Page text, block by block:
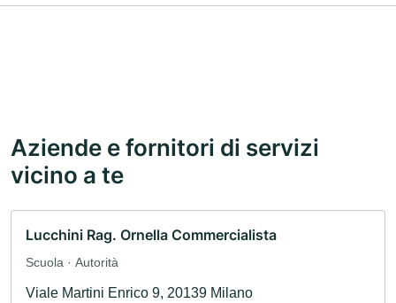
Aziende e fornitori di servizi
vicino a te
Lucchini Rag. Ornella Commercialista
Scuola · Autorità
Viale Martini Enrico 9, 20139 Milano